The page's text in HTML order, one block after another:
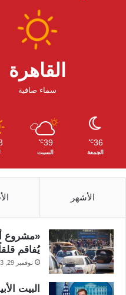
ب
و
القاهرة
سماء صافية
36
℃
الجمعة
39
℃
السبت
الأشهر
«مشروع
يُفاقم
نوفمبر 29, 2023
البيت